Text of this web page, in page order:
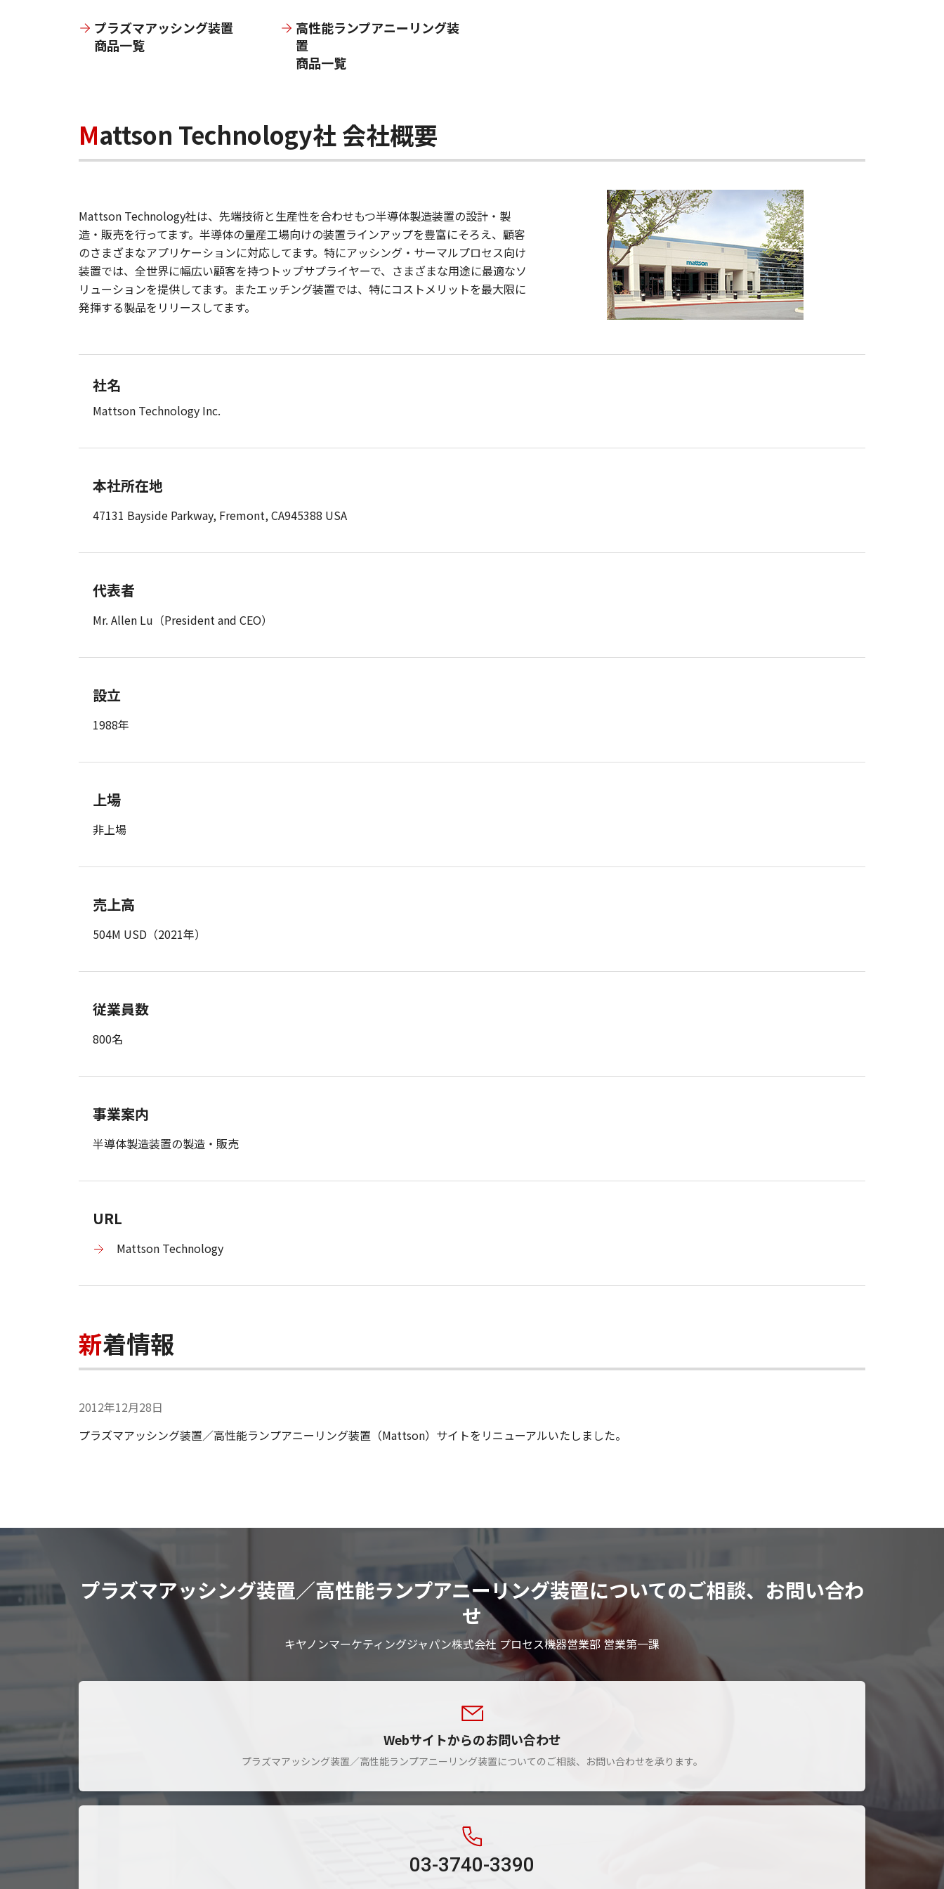
プラズマアッシング装置
商品一覧
高性能ランプアニーリング装
置
商品一覧
Mattson Technology社 会社概要
Mattson Technology社は、先端技術と生産性を合わせもつ半導体製造装置の設計・製
造・販売を行ってます。半導体の量産工場向けの装置ラインアップを豊富にそろえ、顧客
のさまざまなアプリケーションに対応してます。特にアッシング・サーマルプロセス向け
装置では、全世界に幅広い顧客を持つトップサプライヤーで、さまざまな用途に最適なソ
リューションを提供してます。またエッチング装置では、特にコストメリットを最大限に
発揮する製品をリリースしてます。
社名
Mattson Technology Inc.
本社所在地
47131 Bayside Parkway, Fremont, CA945388 USA
代表者
Mr. Allen Lu（President and CEO）
設立
1988年
上場
非上場
売上高
504M USD（2021年）
従業員数
800名
事業案内
半導体製造装置の製造・販売
URL
Mattson Technology
新着情報
2012年12月28日
プラズマアッシング装置／高性能ランプアニーリング装置（Mattson）サイトをリニューアルいたしました。
プラズマアッシング装置／高性能ランプアニーリング装置についてのご相談、お問い合わ
せ
キヤノンマーケティングジャパン株式会社 プロセス機器営業部 営業第一課
Webサイトからのお問い合わせ
プラズマアッシング装置／高性能ランプアニーリング装置についてのご相談、お問い合わせを承ります。
03-3740-3390